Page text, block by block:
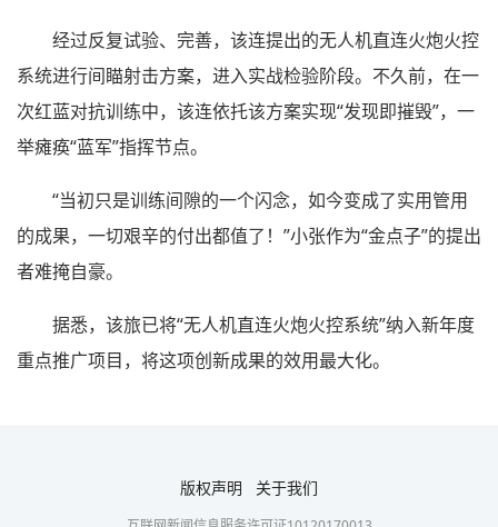
经过反复试验、完善，该连提出的无人机直连火炮火控
系统进行间瞄射击方案，进入实战检验阶段。不久前，在一
次红蓝对抗训练中，该连依托该方案实现“发现即摧毁”，一
举瘫痪“蓝军”指挥节点。
“当初只是训练间隙的一个闪念，如今变成了实用管用
的成果，一切艰辛的付出都值了！”小张作为“金点子”的提出
者难掩自豪。
据悉，该旅已将“无人机直连火炮火控系统”纳入新年度
重点推广项目，将这项创新成果的效用最大化。
版权声明 关于我们